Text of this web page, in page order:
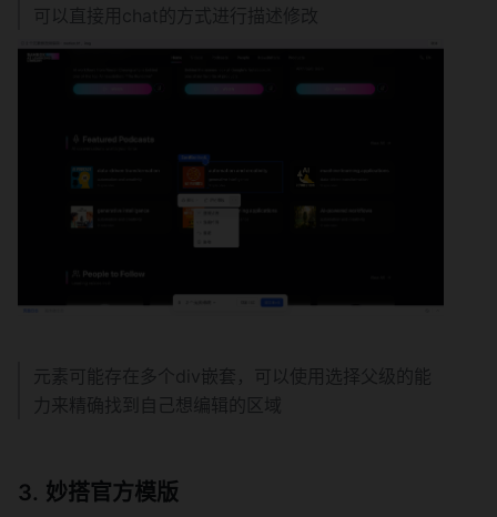
可以直接用chat的方式进行描述修改
元素可能存在多个div嵌套，可以使用选择父级的能
力来精确找到自己想编辑的区域
妙搭官方模版